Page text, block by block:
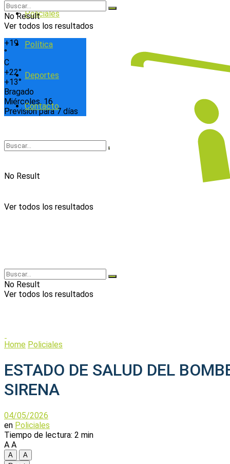
+19
°
C
+22°
+13°
Bragado
Miércoles, 16
Previsión para 7 días
Policiales
Política
Deportes
Contacto
No Result
Ver todos los resultados
No Result
Ver todos los resultados
No Result
Ver todos los resultados
Home Policiales
ESTADO DE SALUD DEL
SIRENA
04/05/2026
en Policiales
Tiempo de lectura: 2 min
A A
A
A